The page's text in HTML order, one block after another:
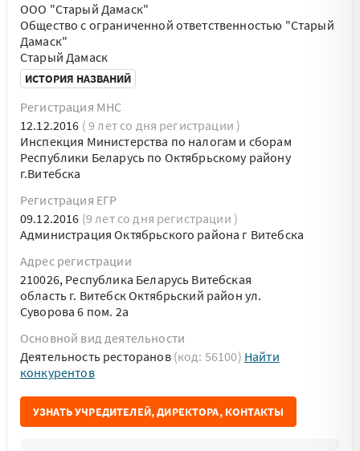
ООО "Старый Дамаск"
Общество с ограниченной ответственностью "Старый
Дамаск"
Старый Дамаск
ИСТОРИЯ НАЗВАНИЙ
Регистрация МНС
12.12.2016 ( 9 лет со дня регистрации )
Инспекция Министерства по налогам и сборам
Республики Беларусь по Октябрьскому району
г.Витебска
Регистрация ЕГР
09.12.2016 (9 лет со дня регистрации )
Администрация Октябрьского района г Витебска
Адрес регистрации
210026, Республика Беларусь Витебская
область г. Витебск Октябрьский район ул.
Суворова 6 пом. 2а
Основной вид деятельности
Деятельность ресторанов (код: 56100) Найти
конкурентов
УЗНАТЬ УЧРЕДИТЕЛЕЙ, ДИРЕКТОРА, КОНТАКТЫ